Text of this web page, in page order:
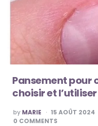
Pansement pour
choisir et l’utiliser
POSTED
BY
by MARIE 15 AOÛT 2024
0 COMMENTS